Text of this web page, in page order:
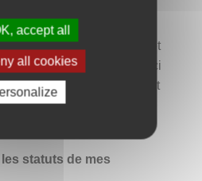
accept all
all cookies
démarche » vous permet
disponibles. D’ici
vous intéressant et
un clic.
statuts de mes